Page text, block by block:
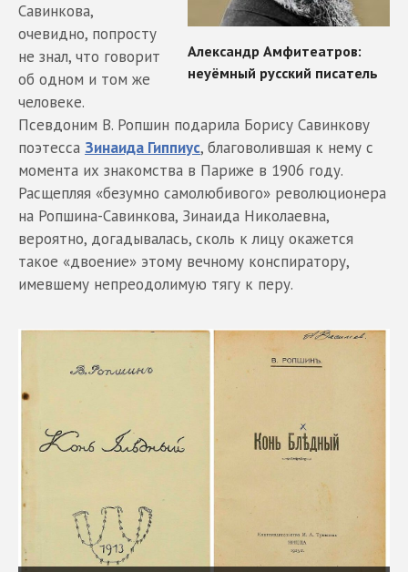
Савинкова,
очевидно, попросту
не знал, что говорит
об одном и том же
человеке.
Псевдоним В. Ропшин подарила Борису Савинкову
поэтесса Зинаида Гиппиус, благоволившая к нему с
момента их знакомства в Париже в 1906 году.
Расщепляя «безумно самолюбивого» революционера
на Ропшина-Савинкова, Зинаида Николаевна,
вероятно, догадывалась, сколь к лицу окажется
такое «двоение» этому вечному конспиратору,
имевшему непреодолимую тягу к перу.